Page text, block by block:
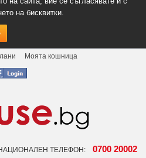
на бисквитки.
Моята кошница
ТЕЛЕФОН: 0700 20002